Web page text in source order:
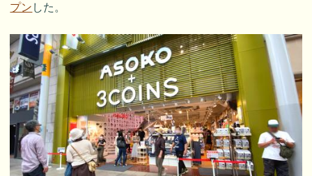
プン した。